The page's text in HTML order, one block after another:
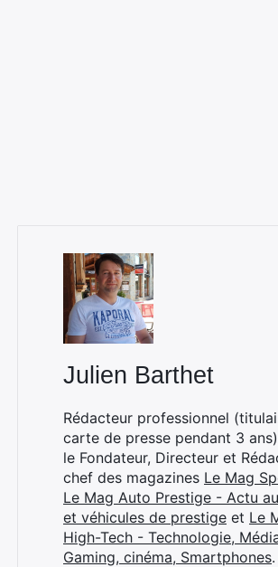
Julien Barthet
Rédacteur professionnel
carte de presse pendant 3
le Fondateur, Directeur et
chef des magazines Le Mag
Le Mag Auto Prestige - Actu
et véhicules de prestige et Le
High-Tech - Technologie,
Gaming, cinéma, Smartphones.
Rechercher
: